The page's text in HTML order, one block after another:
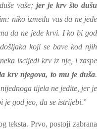
vaše; jer je krv što dušu
niko između vas da ne jede
da ne jede krvi. I ko bi god
koji se bave kod njih
iscijedi krv iz nje, i zaspe
krv njegova, to mu je duša.
tijela ne jedite, jer je
je god jeo, da se istrijebi.”
teksta. Prvo, postoji zabrana